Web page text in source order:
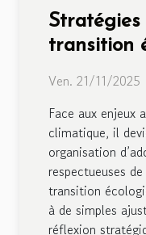
Stratégies
transition
Ven. 21/11/2025
Face aux enjeux
climatique, il
organisation
respectueuses
transition
à de simples
réflexion